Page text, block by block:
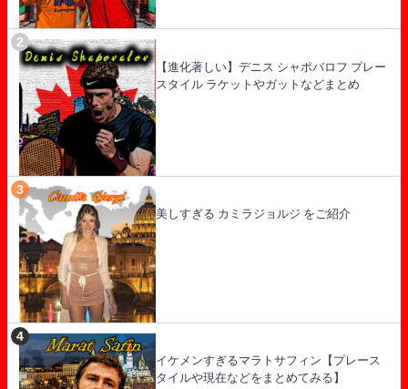
【進化著しい】デニス シャポバロフ プレー
スタイル ラケットやガットなどまとめ
美しすぎる カミラジョルジ をご紹介
イケメンすぎるマラトサフィン【プレース
タイルや現在などをまとめてみる】